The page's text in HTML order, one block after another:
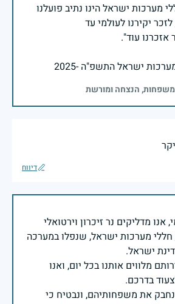
מערכות ישראל הינו נתיב פועלנו
ישראל התשפ"ה -2025
הנצחה ומורשת
דיווח
אנו מדליקים נר זיכרון וירטואלי
חללי מערכות ישראל, שנפלו במערכה
מלווים אותנו בכל יום, ואנו
נחבק את משפחותיהם, ונבטיח כי